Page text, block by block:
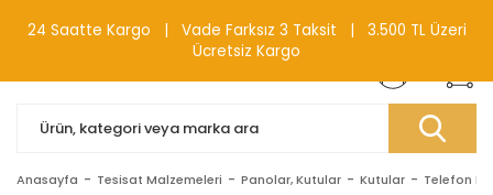
0(212) 240 87 88
Anasayfa Tesisat Malzemeleri Panolar, Kutular Kutular Telefon
24 Saatte Kargo | Vade Farksız 3 Taksit | 3.500 TL Üzeri
Ücretsiz Kargo